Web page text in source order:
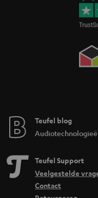
Teufel blog
Teufel Support
Veelgestelde
Contact